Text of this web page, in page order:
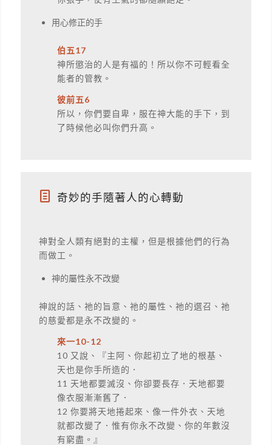
用心修正的手
伯五17
神所懲治的人是有福的！所以你不可輕看全
能者的管教。
彼前五6
所以，你們要自卑，服在神大能的手下，到
了時候他必叫你們升高。
奇妙的手隨著人的心轉動
神對全人類有絕對的主權，但是根據他們的行為
而做工。
神的屬性永不改變
神說的話、祂的旨意、祂的屬性、祂的選召、祂
的慈愛都是永不改變的。
來一10-12
10 又說、『主阿、你起初立了地的根基、
天也是你手所造的．
11 天地都要滅沒、你卻要長存．天地都要
像衣服漸漸舊了．
12 你要將天地捲起來、像一件外衣、天地
就都改變了．惟有你永不改變、你的年數沒
有窮盡。』